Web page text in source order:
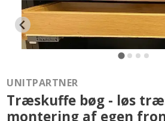
UNITPARTNER
Træskuffe bøg - løs
montering af egen